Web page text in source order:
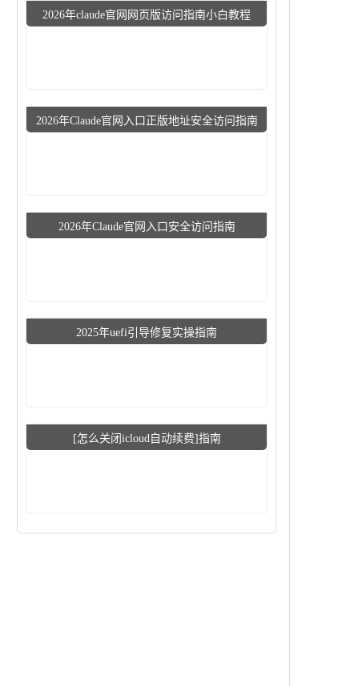
2026年claude官网网页版访问指南小白教程
2026年Claude官网入口正版地址安全访问指南
2026年Claude官网入口安全访问指南
2025年uefi引导修复实操指南
[怎么关闭icloud自动续费]指南